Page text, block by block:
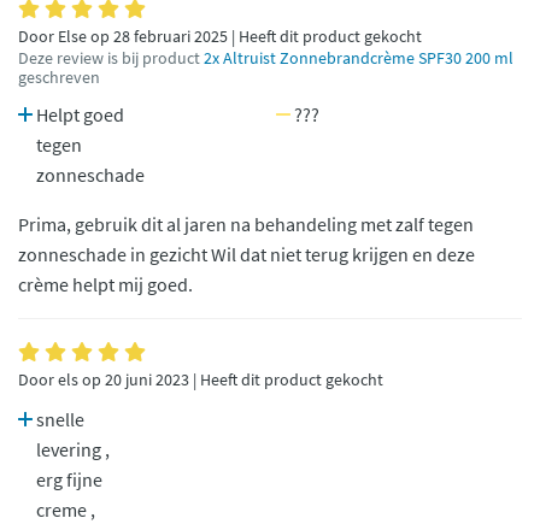
Door Else op 28 februari 2025 | Heeft dit product gekocht
Deze review is bij product2x Altruist Zonnebrandcrème SPF30 200 ml
geschreven
Helpt goed
tegen
zonneschade
???
Prima, gebruik dit al jaren na behandeling met zalf tegen
zonneschade in gezicht Wil dat niet terug krijgen en deze
crème helpt mij goed.
Door els op 20 juni 2023 | Heeft dit product gekocht
snelle
levering ,
erg fijne
creme ,